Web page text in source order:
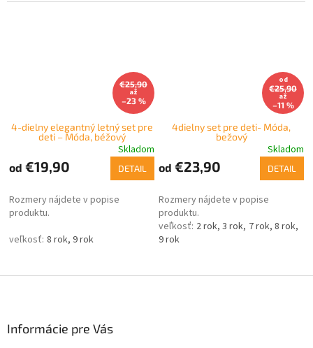
€25,90
až
–23 %
4-dielny elegantný letný set pre
deti – Móda, béžový
Skladom
od €19,90 DETAIL
Rozmery nájdete v popise
produktu.
8 rok 9 rok
od
€25,90
až
–11 %
4dielny set pre deti- Móda,
bežový
Skladom
od €23,90 DETAIL
Rozmery nájdete v popise
produktu.
2 rok 3 rok 7 rok 8 rok
9 rok
Informácie pre Vás